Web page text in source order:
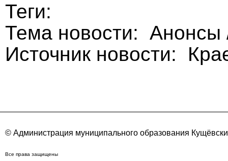
Теги:
Тема новости: Анонсы
Источник новости:
© Администрация муниципального образования
Все права защищены